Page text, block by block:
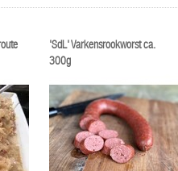
'SdL' Varkensrookworst ca.
300g